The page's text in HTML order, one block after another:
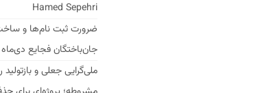
Hamed Sepehri
ضرورت ثبت نام‌ها و
جان‌باختگان فجایع
ملی‌گرایی جعلی و بازتولید